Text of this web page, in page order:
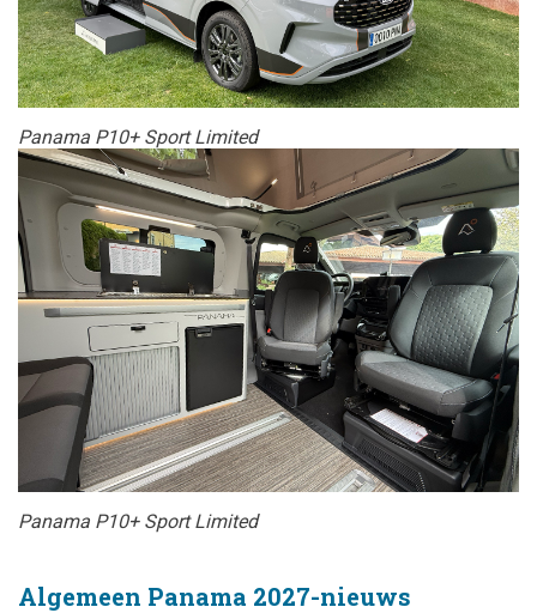
Panama P10+ Sport Limited
Panama P10+ Sport Limited
Algemeen Panama 2027-nieuws